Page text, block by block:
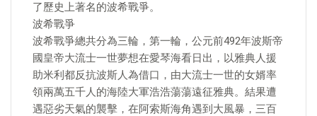
了歷史上著名的波希戰爭。
波希戰爭
波希戰爭總共分為三輪，第一輪，公元前492年波斯帝
國皇帝大流士一世夢想在愛琴海看日出，以雅典人援
助米利都反抗波斯人為借口，由大流士一世的女婿率
領兩萬五千人的海陸大軍浩浩蕩蕩遠征雅典。結果遭
遇惡劣天氣的襲擊，在阿索斯海角遇到大風暴，三百